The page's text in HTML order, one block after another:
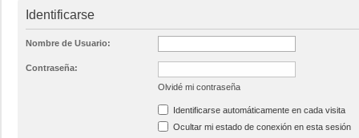
Identificarse
Nombre de Usuario:
Contraseña:
Olvidé mi contraseña
Identificarse automáticamente en cada visita
Ocultar mi estado de conexión en esta sesión